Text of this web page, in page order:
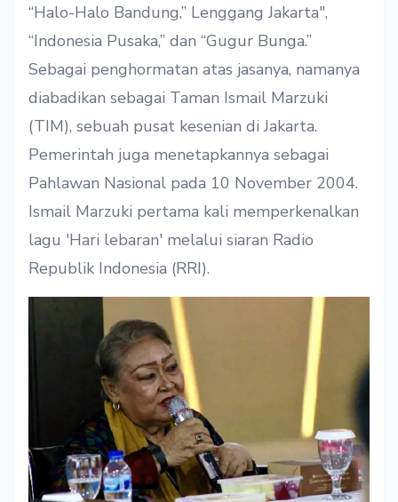
“Halo-Halo Bandung,” Lenggang Jakarta",
“Indonesia Pusaka,” dan “Gugur Bunga.”
Sebagai penghormatan atas jasanya, namanya
diabadikan sebagai Taman Ismail Marzuki
(TIM), sebuah pusat kesenian di Jakarta.
Pemerintah juga menetapkannya sebagai
Pahlawan Nasional pada 10 November 2004.
Ismail Marzuki pertama kali memperkenalkan
lagu 'Hari lebaran' melalui siaran Radio
Republik Indonesia (RRI).